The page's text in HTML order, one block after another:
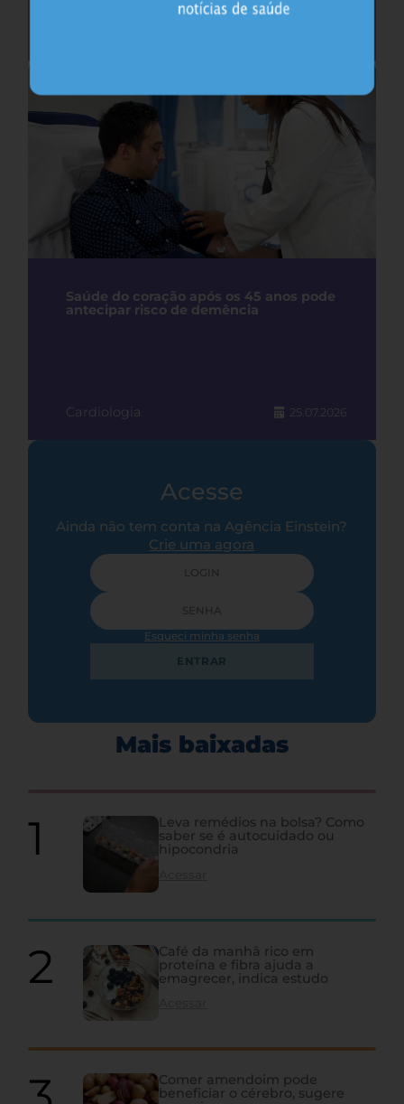
Saúde do coração após os 45 anos pode
antecipar risco de demência
Cardiologia 25.07.2026
Acesse
Ainda não tem conta na Agência Einstein?
Crie uma agora
Esqueci minha senha
ENTRAR
Mais baixadas
Leva remédios na bolsa? Como
saber se é autocuidado ou
hipocondria
Café da manhã rico em
proteína e fibra ajuda a
emagrecer, indica estudo
Comer amendoim pode
beneficiar o cérebro, sugere